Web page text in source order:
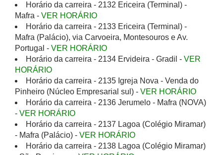
Horário da carreira - 2132 Ericeira (Terminal) -
Mafra - VER HORÁRIO
Horário da carreira - 2133 Ericeira (Terminal) -
Mafra (Palácio), via Carvoeira, Montesouros e Av.
Portugal - VER HORÁRIO
Horário da carreira - 2134 Ervideira - Gradil - VER
HORÁRIO
Horário da carreira - 2135 Igreja Nova - Venda do
Pinheiro (Núcleo Empresarial sul) - VER HORÁRIO
Horário da carreira - 2136 Jerumelo - Mafra (NOVA)
- VER HORÁRIO
Horário da carreira - 2137 Lagoa (Colégio Miramar)
- Mafra (Palácio) - VER HORÁRIO
Horário da carreira - 2138 Lagoa (Colégio Miramar)